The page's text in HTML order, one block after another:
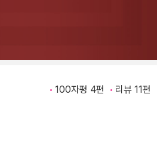
100자평 4편 리뷰 11편